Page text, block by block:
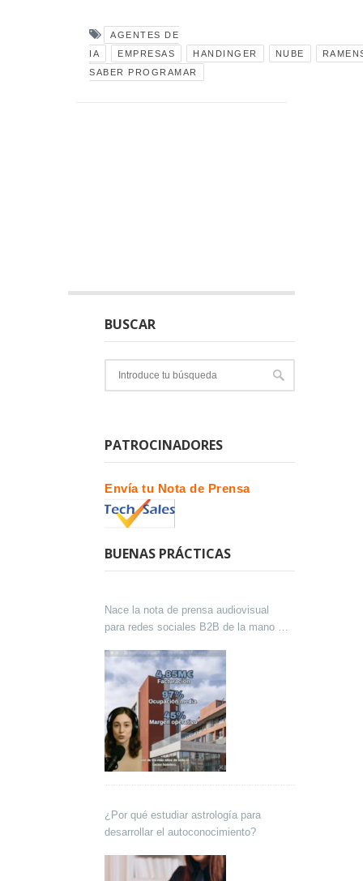
AGENTES DE
IA
EMPRESAS HANDINGER NUBE
SABER PROGRAMAR
BUSCAR
PATROCINADORES
Envía tu Nota de Prensa
BUENAS PRÁCTICAS
Nace la nota de prensa audiovisual
para redes sociales B2B de la mano de
¿Por qué estudiar astrología para
desarrollar el autoconocimiento?